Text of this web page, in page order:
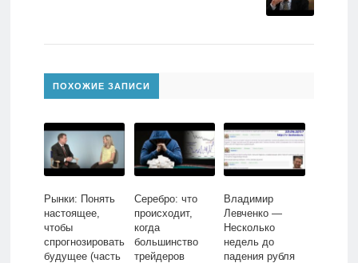
ПОХОЖИЕ ЗАПИСИ
Рынки: Понять
настоящее,
чтобы
спрогнозировать
будущее (часть
Серебро: что
происходит,
когда
большинство
трейдеров
Владимир
Левченко —
Несколько
недель до
падения рубля